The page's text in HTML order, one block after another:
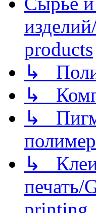
products
↳
↳
↳
↳ Клеи,
печать/